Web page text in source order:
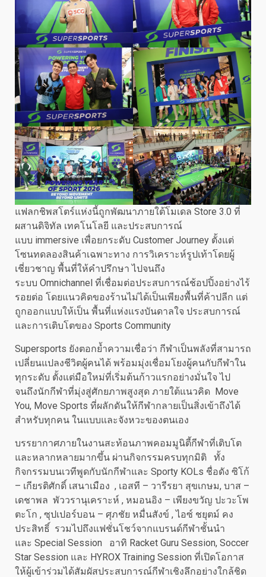
แฟลกชิพสโตร์แห่งนี้ถูกพัฒนาภายใต้โมเดล Store 3.0 ที่
ผสานดิจิทัล เทคโนโลยี และประสบการณ์
แบบ immersive เพื่อยกระดับ Customer Journey ตั้งแต่
โซนทดลองสินค้าเฉพาะทาง การวิเคราะห์รูปเท้าโดยผู้
เชี่ยวชาญ พื้นที่ให้คำปรึกษา ไปจนถึง
ระบบ Omnichannel ที่เชื่อมต่อประสบการณ์ช้อปปิ้งอย่างไร้
รอยต่อ โดยแนวคิดของร้านไม่ได้เป็นเพียงพื้นที่ค้าปลีก แต่
ถูกออกแบบให้เป็น พื้นที่แห่งแรงบันดาลใจ ประสบการณ์
และการเติบโตของ Sports Community
Supersports ยังตอกย้ำความเชื่อว่า กีฬาเป็นพลังที่สามารถ
เปลี่ยนแปลงชีวิตผู้คนได้ พร้อมมุ่งเชื่อมโยงผู้คนกับกีฬาใน
ทุกระดับ ตั้งแต่มือใหม่ที่เริ่มต้นก้าวแรกอย่างมั่นใจ ไป
จนถึงนักกีฬาที่มุ่งสู่ศักยภาพสูงสุด ภายใต้แนวคิด Move
You, Move Sports ที่ผลักดันให้กีฬากลายเป็นสิ่งเข้าถึงได้
สำหรับทุกคน ในแบบและจังหวะของตนเอง
บรรยากาศภายในงานสะท้อนภาพคอมมูนิตี้กีฬาที่เติบโต
และหลากหลายมากขึ้น ผ่านกิจกรรมครบทุกมิติ ทั้ง
กิจกรรมบนเวทีพูดกับนักกีฬาและ Sporty KOLs ชื่อดัง ซิโก้
– เกียรติศักดิ์ เสนาเมือง , เอสที – วารีรยา สุขเกษม, บาส –
เดชาพล พัววรานุเคราะห์ , หมอนอิง – เพียงขวัญ ปะวะโพ
ตะโก , ซุปเปอร์บอน – ศุภชัย หมื่นสังข์ , ไอซ์ ชยุตม์ คง
ประสิทธิ์ รวมไปถึงแฟชั่นโชว์จากแบรนด์กีฬาชั้นนำ
และ Special Session อาทิ Racket Guru Session, Soccer
Star Session และ HYROX Training Session ที่เปิดโอกาส
ให้ผู้เข้าร่วมได้สัมผัสประสบการณ์กีฬาเชิงลึกอย่างใกล้ชิด